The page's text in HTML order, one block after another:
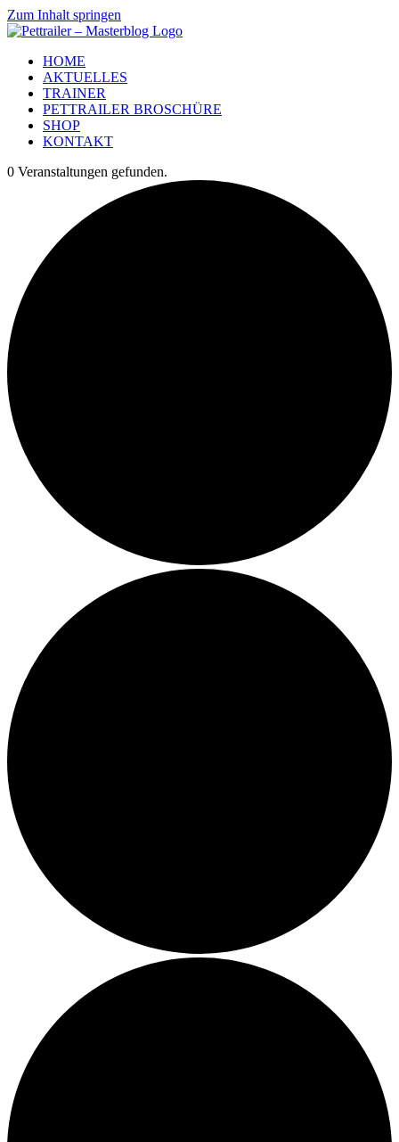
Zum Inhalt springen
HOME
AKTUELLES
TRAINER
PETTRAILER BROSCHÜRE
SHOP
KONTAKT
0 Veranstaltungen gefunden.